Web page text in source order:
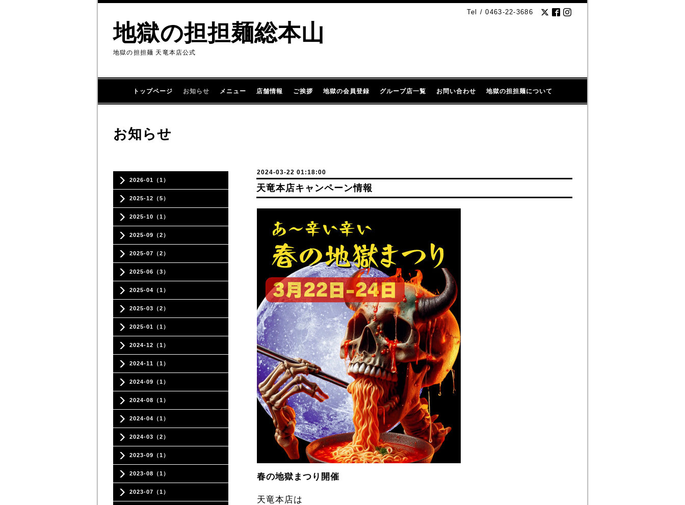
Tel / 0463-22-3686
地獄の担担麺総本山
地獄の担担麺 天竜本店公式
トップページ お知らせ メニュー 店舗情報 ご挨拶 地獄の会員登録 グループ店一覧 お問い合わせ 地獄の担担麺について
2026-01（1）
2025-12（5）
2025-10（1）
2025-09（2）
2025-07（2）
2025-06（3）
2025-04（1）
2025-03（2）
2025-01（1）
2024-12（1）
2024-11（1）
2024-09（1）
2024-08（1）
2024-04（1）
2024-03（2）
2023-09（1）
2023-08（1）
2023-07（1）
お知らせ
2024-03-22 01:18:00
天竜本店キャンペーン情報
春の地獄まつり開催
天竜本店は